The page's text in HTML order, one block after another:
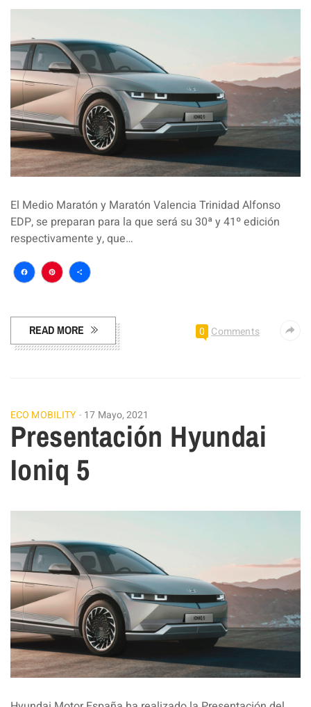
El Medio Maratón y Maratón Valencia Trinidad Alfonso
EDP, se preparan para la que será su 30ª y 41º edición
respectivamente y, que…
Facebook
Pinterest
Compartir
READ MORE 0 Comments
ECO MOBILITY 17 Mayo, 2021
Presentación Hyundai
Ioniq 5